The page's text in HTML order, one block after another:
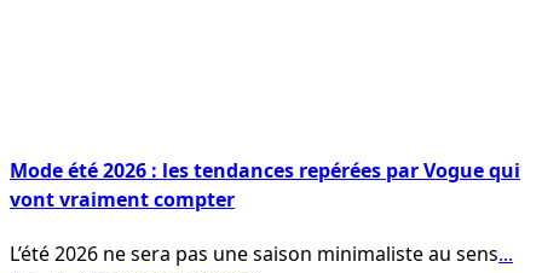
Mode été 2026 : les tendances repérées par Vogue qui
vont vraiment compter
L’été 2026 ne sera pas une saison minimaliste au sens...